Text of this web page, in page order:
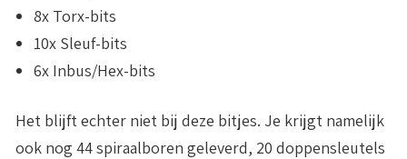
8x Torx-bits
10x Sleuf-bits
6x Inbus/Hex-bits
Het blijft echter niet bij deze bitjes. Je krijgt namelijk
ook nog 44 spiraalboren geleverd, 20 doppensleutels